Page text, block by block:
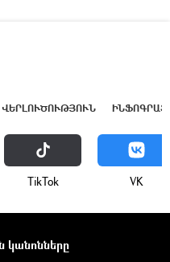
ՎԵՐԼՈՒԾՈՒԹՅՈՒՆ
ТikТоk VK